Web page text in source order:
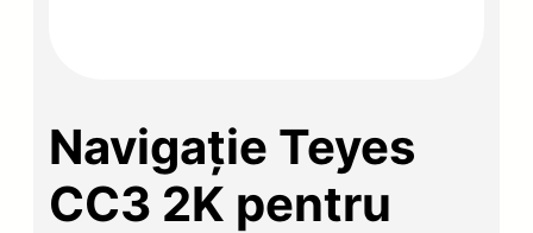
Navigație Teyes
CC3 2K pentru